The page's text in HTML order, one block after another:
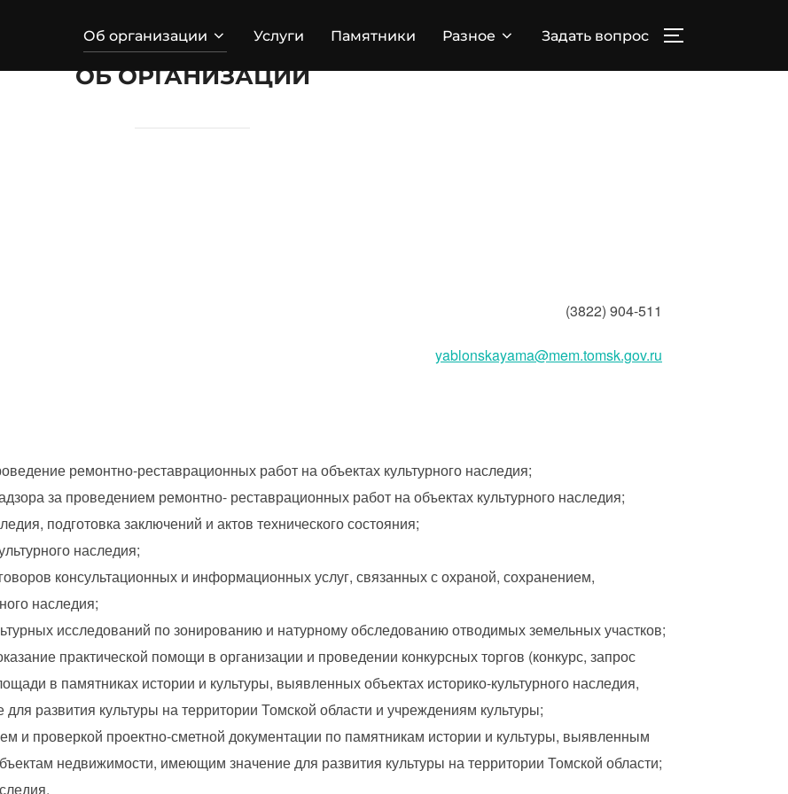
Об организации Услуги Памятники Разное Задать вопрос
ОБ ОРГАНИЗАЦИИ
(3822) 904-511
yablonskayama@mem.tomsk.gov.ru
ремонтно-реставрационных работ на объектах культурного наследия;
за проведением ремонтно- реставрационных работ на объектах культурного наследия;
подготовка заключений и актов технического состояния;
наследия;
консультационных и информационных услуг, связанных с охраной, сохранением,
наследия;
исследований по зонированию и натурному обследованию отводимых земельных участков;
практической помощи в организации и проведении конкурсных торгов (конкурс, запрос
в памятниках истории и культуры, выявленных объектах историко-культурного наследия,
развития культуры на территории Томской области и учреждениям культуры;
и проверкой проектно-сметной документации по памятникам истории и культуры, выявленным
недвижимости, имеющим значение для развития культуры на территории Томской области;